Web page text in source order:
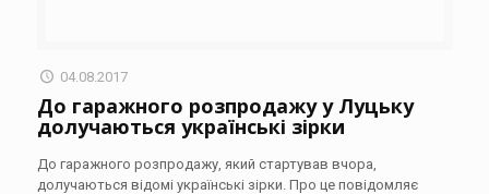
04.08.2017
До гаражного розпродажу у Луцьку
долучаються українські зірки
До гаражного розпродажу, який стартував вчора,
долучаються відомі українські зірки. Про це повідомляє